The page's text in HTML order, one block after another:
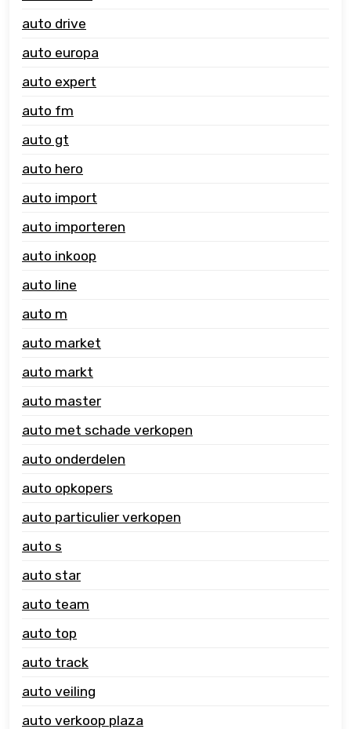
auto drive
auto europa
auto expert
auto fm
auto gt
auto hero
auto import
auto importeren
auto inkoop
auto line
auto m
auto market
auto markt
auto master
auto met schade verkopen
auto onderdelen
auto opkopers
auto particulier verkopen
auto s
auto star
auto team
auto top
auto track
auto veiling
auto verkoop plaza